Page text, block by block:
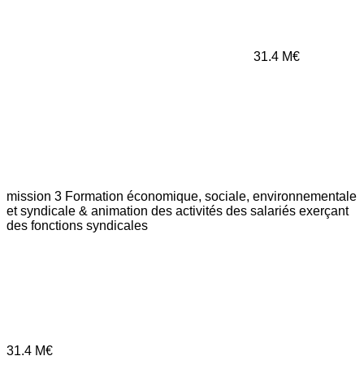
31.4 M€
mission 3 Formation économique, sociale, environnementale
et syndicale & animation des activités des salariés exerçant
des fonctions syndicales
31.4 M€